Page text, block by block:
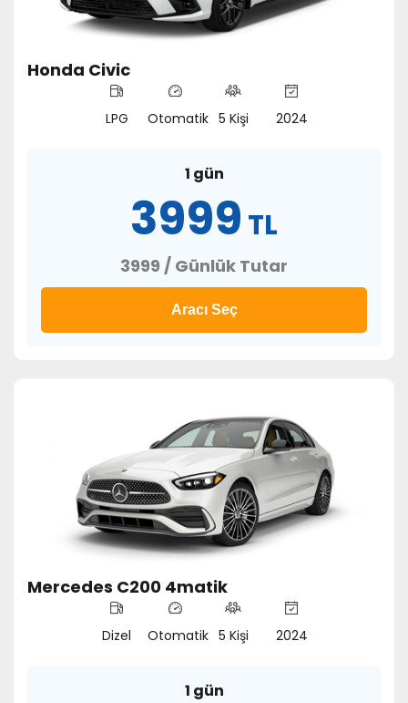
Honda Civic
LPG Otomatik 5 Kişi 2024
1 gün
3999 TL
3999 / Günlük Tutar
Aracı Seç
Mercedes C200 4matik
Dizel Otomatik 5 Kişi 2024
1 gün